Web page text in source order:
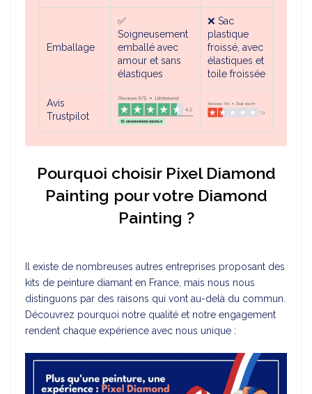
Emballage
✅
Soigneusement
emballé avec
amour et sans
élastiques
❌ Sac
plastique
froissé, avec
élastiques et
toile froissée
Avis
Trustpilot
Pourquoi choisir Pixel Diamond
Painting pour votre Diamond
Painting ?
Il existe de nombreuses autres entreprises proposant des
kits de peinture diamant en France, mais nous nous
distinguons par des raisons qui vont au-delà du commun.
Découvrez pourquoi notre qualité et notre engagement
rendent chaque expérience avec nous unique :